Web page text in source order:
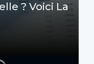
? Voici La